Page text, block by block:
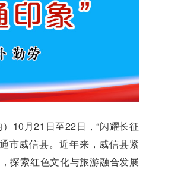
10月21日至22日，“闪耀长征
市威信县。近年来，威信县紧
探索红色文化与旅游融合发展